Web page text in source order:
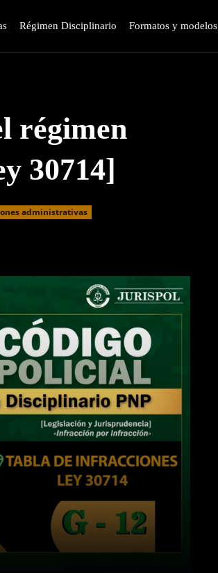
Régimen Disciplinario Formatos y modelos
régimen
30714]
administrativas